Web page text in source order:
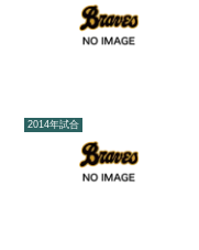
2014年試合